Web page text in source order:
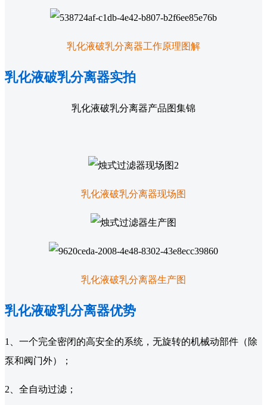
乳化液破乳分离器工作原理图解
乳化液破乳分离器实拍
乳化液破乳分离器产品图集锦
乳化液破乳分离器现场图
乳化液破乳分离器生产图
乳化液破乳分离器优势
1、一个完全密闭的高安全的系统，无旋转的机械动部件（除
泵和阀门外）；
2、全自动过滤；